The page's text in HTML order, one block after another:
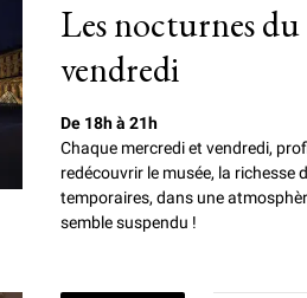
Les nocturnes
vendredi
De 18h à 21h
Chaque mercredi et vendredi,
redécouvrir le musée, la richesse
temporaires, dans une
semble suspendu !